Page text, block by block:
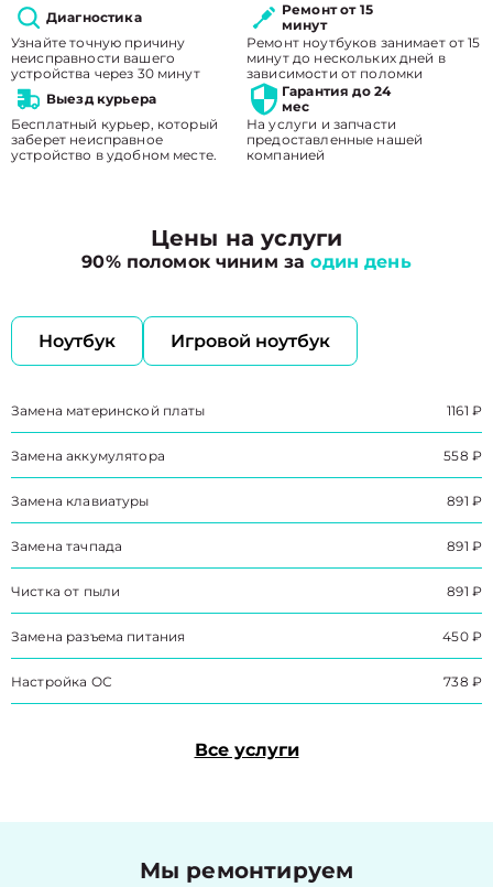
Диагностика
Узнайте точную причину
неисправности вашего
устройства через 30 минут
Ремонт от 15
минут
Ремонт ноутбуков занимает от 15
минут до нескольких дней в
зависимости от поломки
Выезд курьера
Бесплатный курьер, который
заберет неисправное
устройство в удобном месте.
Гарантия до 24
мес
На услуги и запчасти
предоставленные нашей
компанией
Цены на услуги
90% поломок чиним заодин день
Ноутбук Игровой ноутбук
Замена материнской платы 1161 ₽
Замена аккумулятора 558 ₽
Замена клавиатуры 891 ₽
Замена тачпада 891 ₽
Чистка от пыли 891 ₽
Замена разъема питания 450 ₽
Настройка ОС 738 ₽
Все услуги
Мы ремонтируем